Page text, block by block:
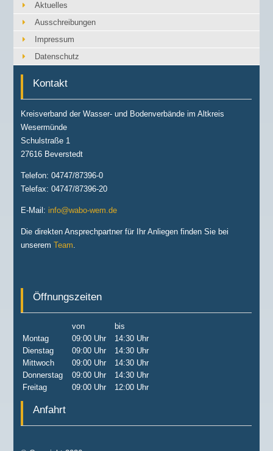
Aktuelles
Ausschreibungen
Impressum
Datenschutz
Kontakt
Kreisverband der Wasser- und Bodenverbände im Altkreis
Wesermünde
Schulstraße 1
27616 Beverstedt
Telefon: 04747/87396-0
Telefax: 04747/87396-20
E-Mail:info@wabo-wem.de
Die direkten Ansprechpartner für Ihr Anliegen finden Sie bei
unseremTeam.
Öffnungszeiten
von
bis
Montag
09:00 Uhr
14:30 Uhr
Dienstag
09:00 Uhr
14:30 Uhr
Mittwoch
09:00 Uhr
14:30 Uhr
Donnerstag
09:00 Uhr
14:30 Uhr
Freitag
09:00 Uhr 12:00 Uhr
Anfahrt